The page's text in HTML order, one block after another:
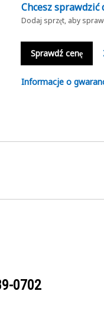
Chcesz
Dodaj sprzęt, aby
Sprawdź cenę
Informacje o
0702